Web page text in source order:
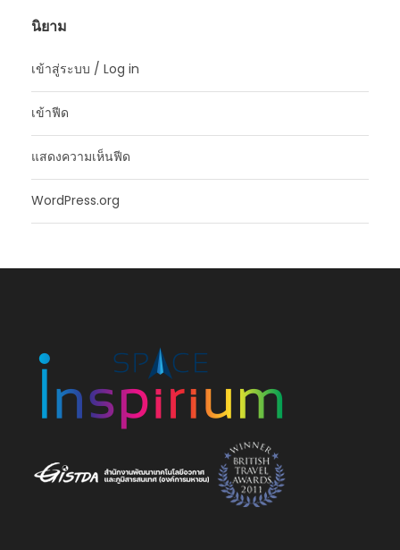
นิยาม
เข้าสู่ระบบ / Log in
เข้าฟีด
แสดงความเห็นฟีด
WordPress.org